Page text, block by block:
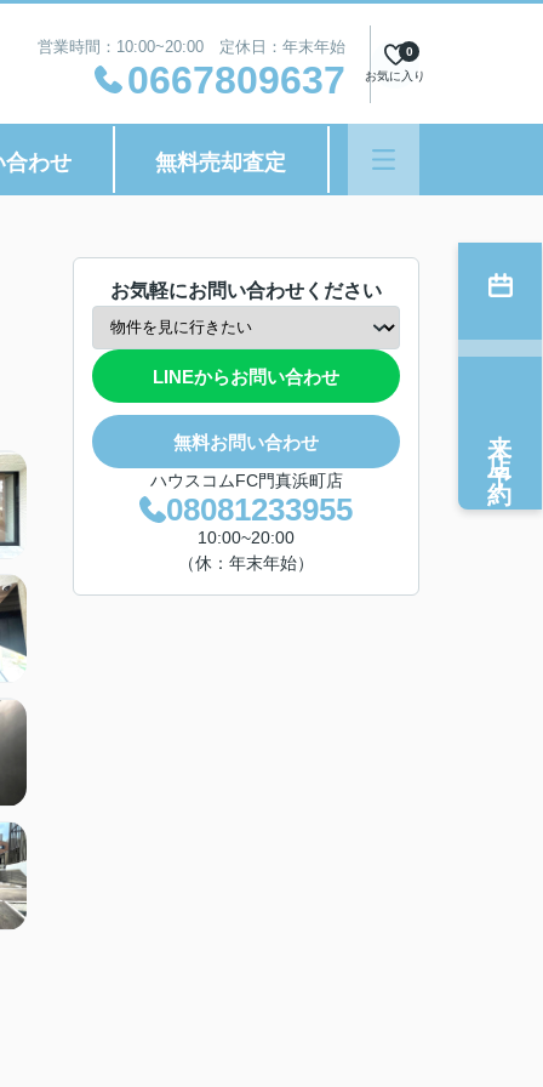
営業時間：10:00~20:00 定休日：年末年始
0667809637 お気に入り
0
合わせ 無料売却査定
お気軽にお問い合わせください
LINEからお問い合わせ
無料お問い合わせ
ハウスコムFC門真浜町店
08081233955
10:00~20:00
（休：年末年始）
来店予約